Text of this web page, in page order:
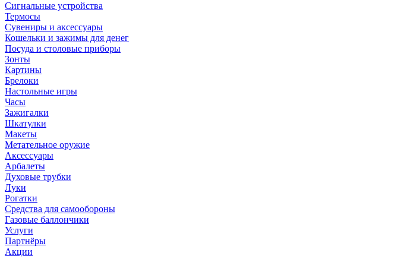
Сигнальные устройства
Термосы
Сувениры и аксессуары
Кошельки и зажимы для денег
Посуда и столовые приборы
Зонты
Картины
Брелоки
Настольные игры
Часы
Зажигалки
Шкатулки
Макеты
Метательное оружие
Аксессуары
Арбалеты
Духовые трубки
Луки
Рогатки
Средства для самообороны
Газовые баллончики
Услуги
Партнёры
Акции